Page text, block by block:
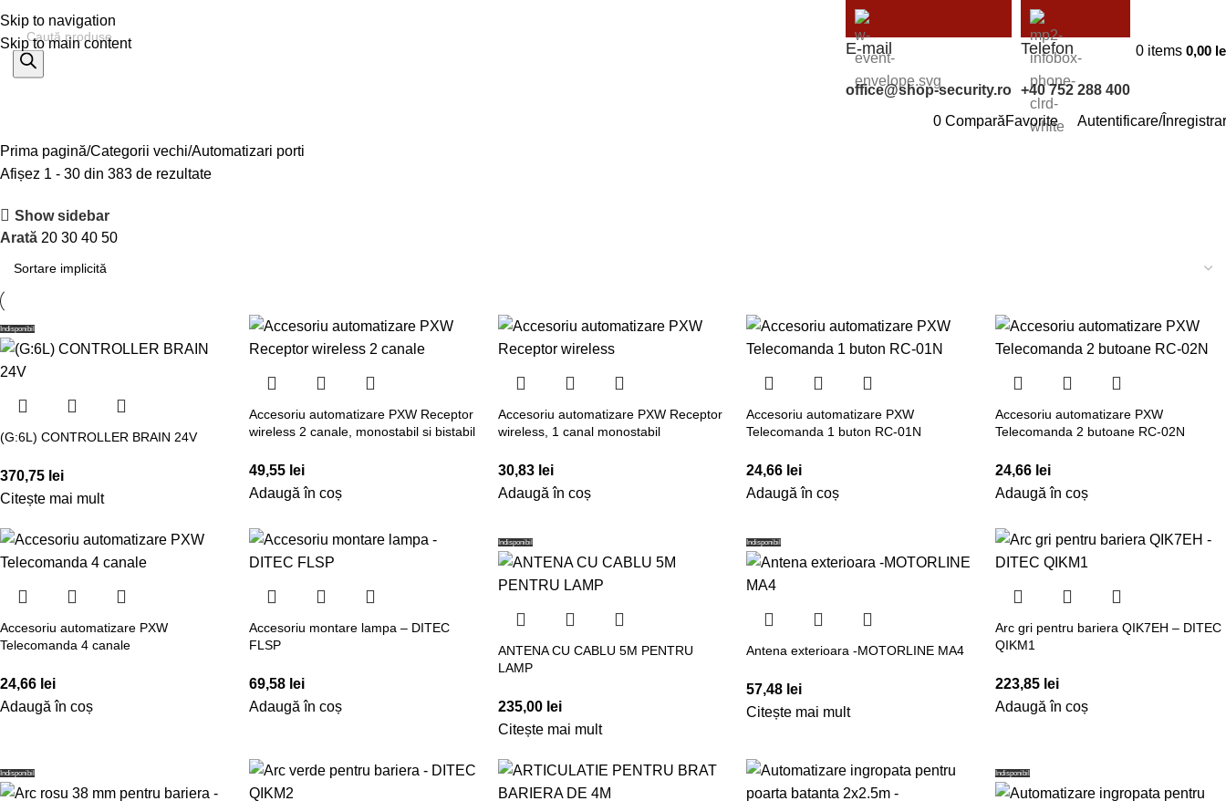
Skip to navigation
Skip to main content
E-mail
office@shop-security.ro
Telefon
+40 752 288 400
0 items 0,00
0 ComparăFavorite
Autentificare/
Prima pagină Categorii vechi Automatizari porti
Afișez 1 - 30 din 383 de rezultate
Show sidebar
Arată 20 30 40 50
Indisponibil
(G:6L) CONTROLLER BRAIN 24V
370,75 lei
Citește mai mult
Accesoriu automatizare PXW Receptor
wireless 2 canale, monostabil si bistabil
49,55 lei
Adaugă în coș
Accesoriu automatizare PXW Receptor
wireless, 1 canal monostabil
30,83 lei
Adaugă în coș
Accesoriu automatizare PXW
Telecomanda 1 buton RC-01N
24,66 lei
Adaugă în coș
Accesoriu automatizare PXW
Telecomanda 2 butoane RC-02N
24,66 lei
Adaugă în coș
Accesoriu automatizare PXW
Telecomanda 4 canale
24,66 lei
Adaugă în coș
Accesoriu montare lampa – DITEC
FLSP
69,58 lei
Adaugă în coș
Indisponibil
ANTENA CU CABLU 5M PENTRU
LAMP
235,00 lei
Citește mai mult
Indisponibil
Antena exterioara -MOTORLINE MA4
57,48 lei
Citește mai mult
Arc gri pentru bariera QIK7EH – DITEC
QIKM1
223,85 lei
Adaugă în coș
Indisponibil Indisponibil